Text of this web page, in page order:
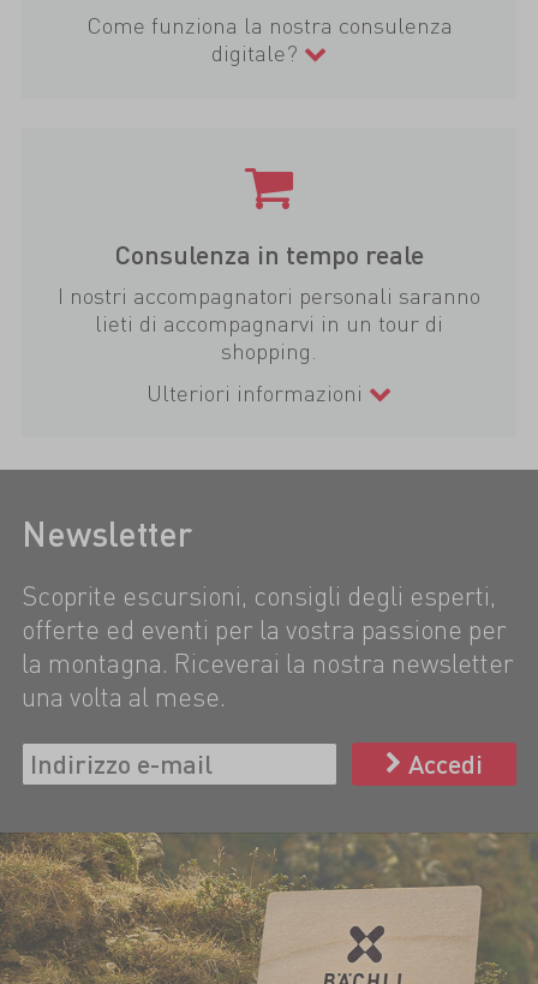
Come funziona la nostra consulenza
digitale?
Consulenza in tempo reale
I nostri accompagnatori personali saranno
lieti di accompagnarvi in un tour di
shopping.
Ulteriori informazioni
Newsletter
Scoprite escursioni, consigli degli esperti,
offerte ed eventi per la vostra passione per
la montagna. Riceverai la nostra newsletter
una volta al mese.
Accedi